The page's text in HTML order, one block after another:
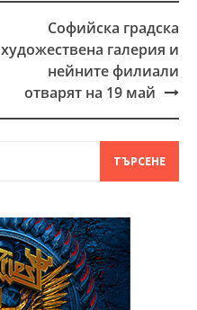
Софийска градска
художествена галерия и
нейните филиали
отварят на 19 май